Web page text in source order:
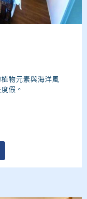
物元素與海洋風
假。